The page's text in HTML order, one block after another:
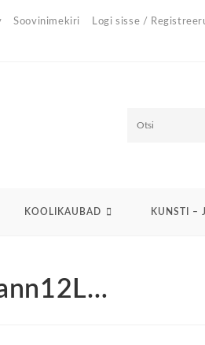
Soovinimekiri Logi sisse /
O
KOOLIKAUBAD KUNSTI –